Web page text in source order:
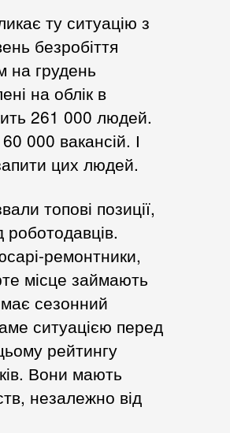
ту ситуацію з
безробіття
на грудень
на облік в
261 000 людей.
000 вакансій. І
цих людей.
топові позиції,
роботодавців.
ремонтники,
місце займають
сезонний
ситуацією перед
рейтингу
Вони мають
незалежно від